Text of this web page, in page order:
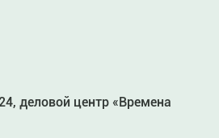
деловой центр «Времена